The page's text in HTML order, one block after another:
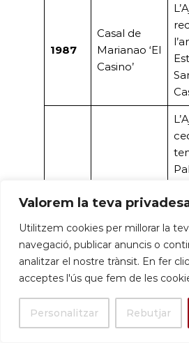
Valorem la teva
Utilitzem cookies per millorar la
navegació, publicar anuncis o
analitzar el nostre trànsit. En fer
acceptes l'ús que fem de les
Personalitzar Rebutjar
1987
Casal de
Marianao ‘El
Casino’
2015
Salut
Catalunya
de
la